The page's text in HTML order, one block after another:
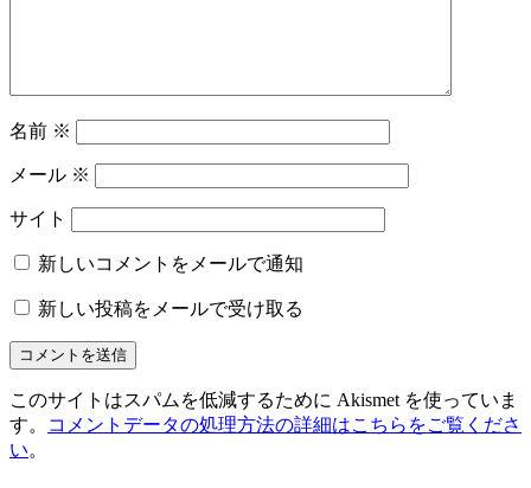
名前 ※
メール ※
サイト
新しいコメントをメールで通知
新しい投稿をメールで受け取る
このサイトはスパムを低減するために Akismet を使っていま
す。
コメントデータの処理方法の詳細はこちらをご覧くださ
い。